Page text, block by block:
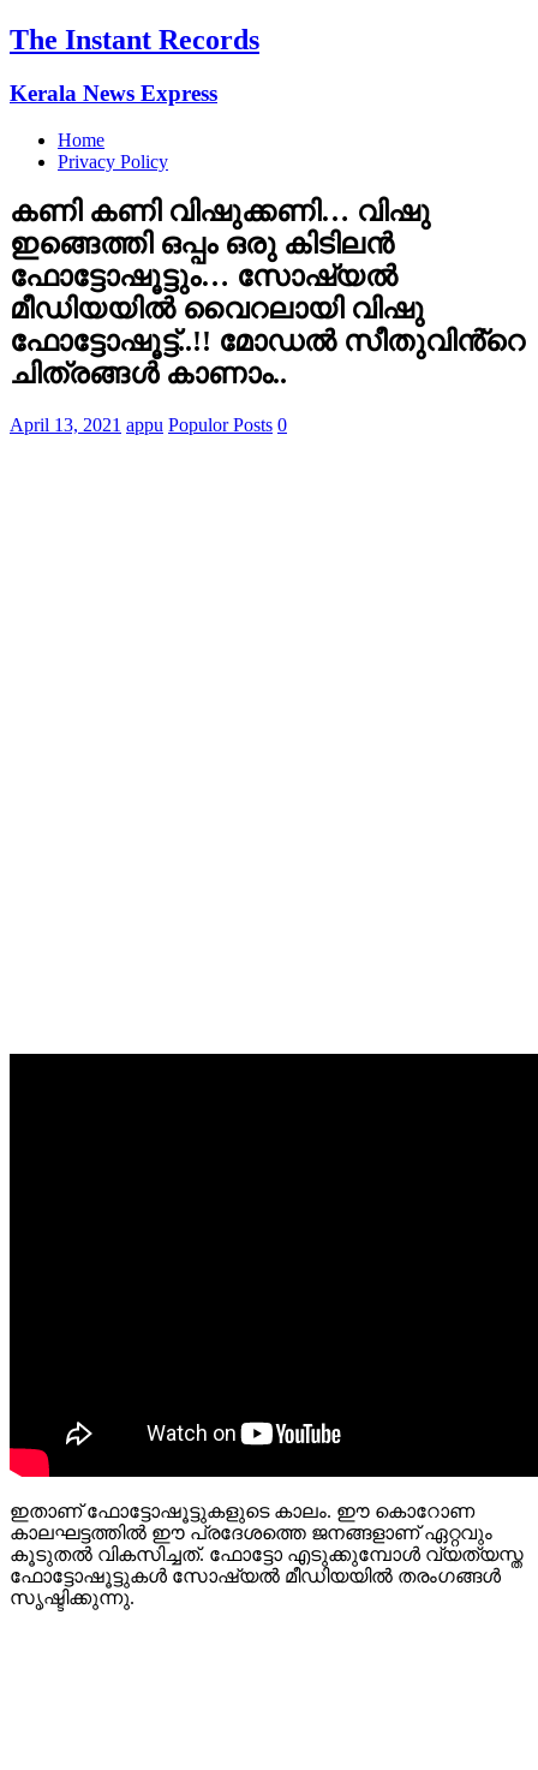
The Instant Records
Kerala News Express
Home
Privacy Policy
കണി കണി വിഷുക്കണി… വിഷു
ഇങ്ങെത്തി ഒപ്പം ഒരു കിടിലന്‍
ഫോട്ടോഷൂട്ടും… സോഷ്യൽ
മീഡിയയിൽ വൈറലായി വിഷു
ഫോട്ടോഷൂട്ട്..!! മോഡൽ സീതുവിൻ്റെ
ചിത്രങ്ങൾ കാണാം..
April 13, 2021 appu Populor Posts 0
ഇതാണ് ഫോട്ടോഷൂട്ടുകളുടെ കാലം. ഈ കൊറോണ
കാലഘട്ടത്തിൽ ഈ പ്രദേശത്തെ ജനങ്ങളാണ് ഏറ്റവും
കൂടുതൽ വികസിച്ചത്. ഫോട്ടോ എടുക്കുമ്പോൾ വ്യത്യസ്ത
ഫോട്ടോഷൂട്ടുകൾ സോഷ്യൽ മീഡിയയിൽ തരംഗങ്ങൾ
സൃഷ്ടിക്കുന്നു.